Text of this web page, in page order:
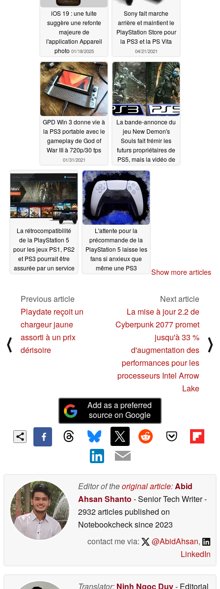
iOS 19 : une fuite
suggère une refonte
majeure de
l'application Appareil
photo 01/18/2025
Sony fait marche
arrière et maintient le
PlayStation Store pour
la PS3 et la PS Vita
04/21/2021
GPD Win 3 donne vie à
la PS3 portable avec le
gameplay de God of
War III à 720p/30 fps
01/31/2021
La bande-annonce du
jeu New Demon's
Souls fait frémir les
futurs propriétaires de
PS5, mais la vidéo de
comparaison montre à
quel point l'original sur
PS3 était lui aussi
impressionnant
10/30/2020
La rétrocompatibilité
de la PlayStation 5
pour les jeux PS1, PS2
et PS3 pourrait être
assurée par un service
montée en charge
L'attente pour la
précommande de la
PlayStation 5 laisse les
fans si anxieux que
même une PS3
Show more articles
⟨
Previous article
Playdate reçoit un
chargeur jaune
assorti à un prix
dérisoire
Next article
La mise à jour 2.2 de
Cyberpunk 2077 promet
jusqu'à 33 %
d'augmentation des
performances pour les
processeurs Intel Arrow
Lake
⟩
Add as a preferred
source on Google
Editor of theoriginal article: Abid
Ahsan Shanto - Senior Tech Writer-
2932 articles published on
Notebookchecksince 2023
contact me via:
@AbidAhsan,
LinkedIn
Translator: Ninh Ngoc Duy- Editorial